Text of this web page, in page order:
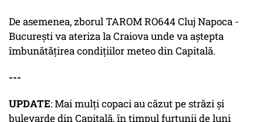
De asemenea, zborul TAROM RO644 Cluj Napoca -
Bucureşti va ateriza la Craiova unde va aştepta
îmbunătăţirea condiţiilor meteo din Capitală.
---
UPDATE: Mai mulţi copaci au căzut pe străzi şi
bulevarde din Capitală, în timpul furtunii de luni